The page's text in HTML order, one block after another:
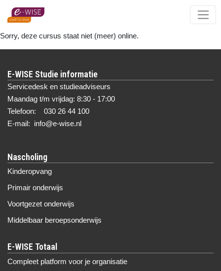
Skip
Sorry, deze cursus staat niet (meer) online.
E-WISE Studie informatie
Servicedesk en studieadviseurs
Maandag t/m vrijdag: 8:30 - 17:00
Telefoon: 030 26 44 100
E-mail: info@e-wise.nl
Nascholing
Kinderopvang
Primair onderwijs
Voortgezet onderwijs
Middelbaar beroepsonderwijs
Compleet platform voor je organisatie